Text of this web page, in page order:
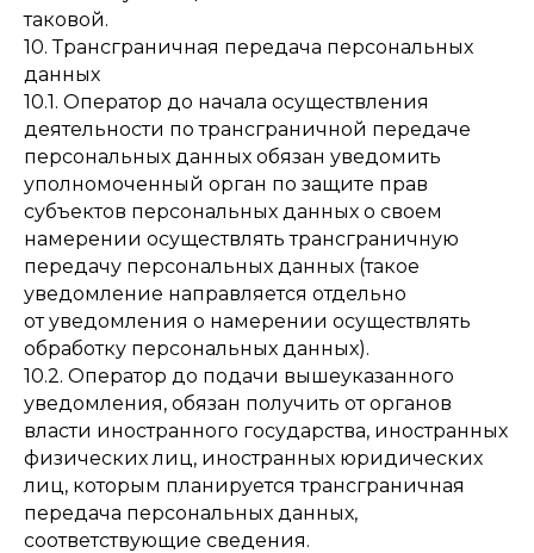
таковой.
10. Трансграничная передача персональных
данных
10.1. Оператор до начала осуществления
деятельности по трансграничной передаче
персональных данных обязан уведомить
уполномоченный орган по защите прав
субъектов персональных данных о своем
намерении осуществлять трансграничную
передачу персональных данных (такое
уведомление направляется отдельно
от уведомления о намерении осуществлять
обработку персональных данных).
10.2. Оператор до подачи вышеуказанного
уведомления, обязан получить от органов
власти иностранного государства, иностранных
физических лиц, иностранных юридических
лиц, которым планируется трансграничная
передача персональных данных,
соответствующие сведения.